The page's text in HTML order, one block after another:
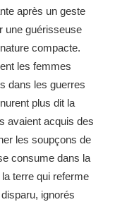
après un geste
une guérisseuse
compacte.
les femmes
dans les guerres
plus dit la
avaient acquis des
les soupçons de
consume dans la
terre qui referme
ignorés